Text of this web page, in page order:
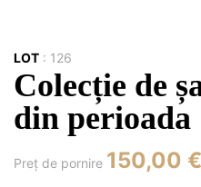
LOT : 126
Colecție de
din perioada
Preţ de pornire 150,00 €